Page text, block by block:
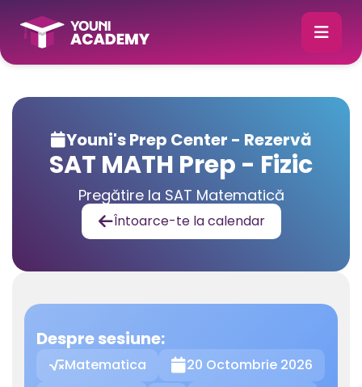
Youni's Prep Center - Rezervă
SAT MATH Prep - Fizic
Pregătire la SAT Matematică
Întoarce-te la calendar
Despre sesiune:
Matematica 20 Octombrie 2026